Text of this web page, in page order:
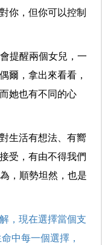
你，但你可以控制
提醒兩個女兒，一
爾，拿出來看看，
她也有不同的心
生活有想法、有嚮
受，有由不得我們
，順勢坦然，也是
，現在選擇當個支
中每一個選擇，